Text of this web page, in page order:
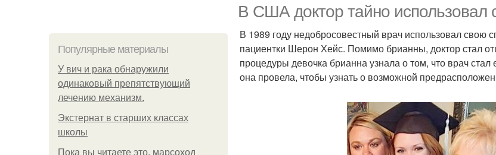
В США доктор тайно
Популярные материалы
У вич и рака обнаружили
одинаковый препятствующий
лечению механизм.
Экстернат в старших классах
школы
Пока вы читаете это, марсоход
В 1989 году недобросовестный врач использовал
пациентки Шерон Хейс. Помимо брианны, доктор стал
процедуры девочка брианна узнала о том, что врач
она провела, чтобы узнать о возможной